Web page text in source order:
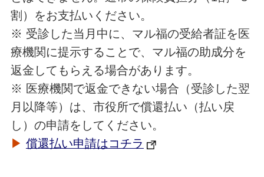
割）をお支払いください。
※ 受診した当月中に、マル福の受給者証を医
療機関に提示することで、マル福の助成分を
返金してもらえる場合があります。
※ 医療機関で返金できない場合（受診した翌
月以降等）は、市役所で償還払い（払い戻
し）の申請をしてください。
▶ 償還払い申請はコチラ